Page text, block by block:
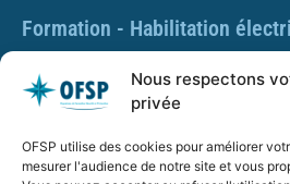
Nous respectons
privée
OFSP utilise des cookies pour améliorer
mesurer l'audience de notre site et vous
Formation - Habilitation
Formation - Gestes et
Formation Gestes et Postures
PLAQUETTE DE